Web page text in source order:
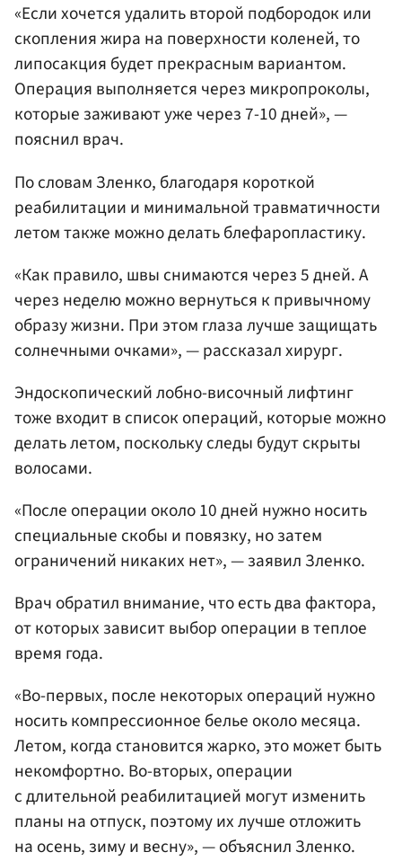
«Если хочется удалить второй подбородок или
скопления жира на поверхности коленей, то
липосакция будет прекрасным вариантом.
Операция выполняется через микропроколы,
которые заживают уже через 7-10 дней», —
пояснил врач.
По словам Зленко, благодаря короткой
реабилитации и минимальной травматичности
летом также можно делать блефаропластику.
«Как правило, швы снимаются через 5 дней. А
через неделю можно вернуться к привычному
образу жизни. При этом глаза лучше защищать
солнечными очками», — рассказал хирург.
Эндоскопический лобно-височный лифтинг
тоже входит в список операций, которые можно
делать летом, поскольку следы будут скрыты
волосами.
«После операции около 10 дней нужно носить
специальные скобы и повязку, но затем
ограничений никаких нет», — заявил Зленко.
Врач обратил внимание, что есть два фактора,
от которых зависит выбор операции в теплое
время года.
«Во-первых, после некоторых операций нужно
носить компрессионное белье около месяца.
Летом, когда становится жарко, это может быть
некомфортно. Во-вторых, операции
с длительной реабилитацией могут изменить
планы на отпуск, поэтому их лучше отложить
на осень, зиму и весну», — объяснил Зленко.